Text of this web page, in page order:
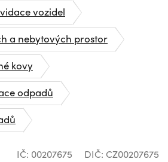
vozidel
a nebytových prostor
kovy
odpadů
IČ: 00207675 DIČ: CZ00207675